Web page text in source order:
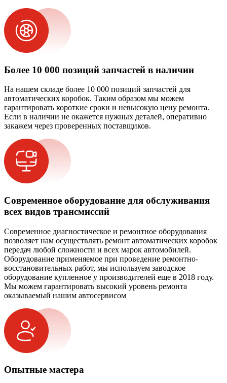
Более 10 000 позиций запчастей в наличии
На нашем складе более 10 000 позиций запчастей для
автоматических коробок. Таким образом мы можем
гарантировать короткие сроки и невысокую цену ремонта.
Если в наличии не окажется нужных деталей, оперативно
закажем через проверенных поставщиков.
Современное оборудование для обслуживания
всех видов трансмиссий
Современное диагностическое и ремонтное оборудования
позволяет нам осуществлять ремонт автоматических коробок
передач любой сложности и всех марок автомобилей.
Оборудование применяемое при проведение ремонтно-
восстановительных работ, мы используем заводское
оборудование купленное у производителей еще в 2018 году.
Мы можем гарантировать высокий уровень ремонта
оказываемый нашим автосервисом
Опытные мастера